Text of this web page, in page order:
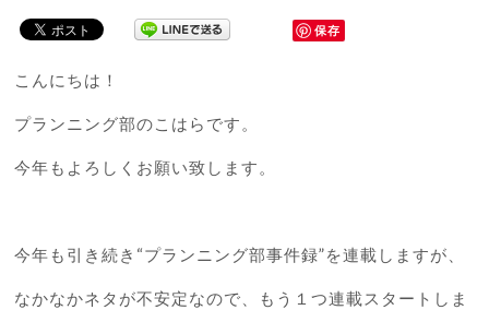
保存
こんにちは！
プランニング部のこはらです。
今年もよろしくお願い致します。
今年も引き続き“プランニング部事件録”を連載しますが、
なかなかネタが不安定なので、もう１つ連載スタートしま